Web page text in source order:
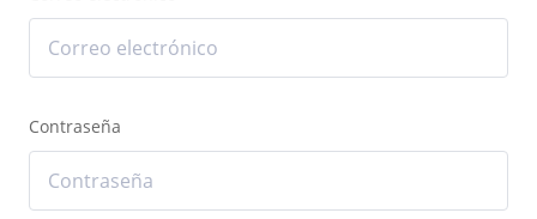
Contraseña